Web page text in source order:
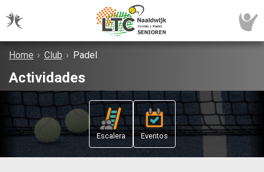
Home › Club › Padel
Actividades
Escalera Eventos